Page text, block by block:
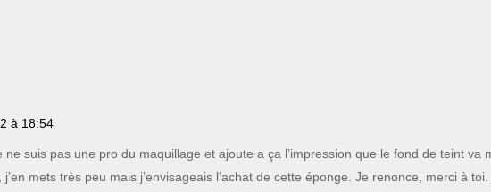
à 18:54
ne suis pas une pro du maquillage et ajoute a ça l’impression que le fond de teint va
mets très peu mais j’envisageais l’achat de cette éponge. Je renonce, merci à toi.